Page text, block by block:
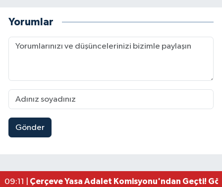
Yorumlar
Gönder
17:19 |Kahramanmaraşlı İşçi Adana'daki Tünel
09:11 | Çerçeve Yasa Adalet Komisyonu'ndan Geçti!